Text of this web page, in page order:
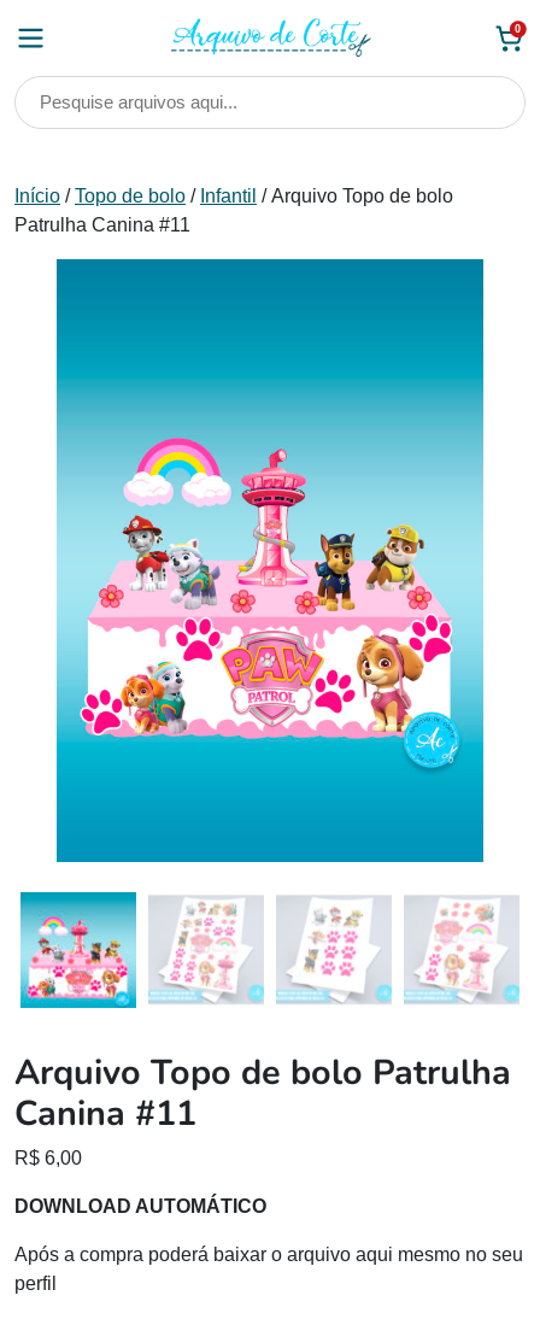
0
Início /Topo de bolo / Infantil / Arquivo Topo de bolo
Patrulha Canina #11
Arquivo Topo de bolo Patrulha
Canina #11
R$ 6,00
DOWNLOAD AUTOMÁTICO
Após a compra poderá baixar o arquivo aqui mesmo no seu
perfil